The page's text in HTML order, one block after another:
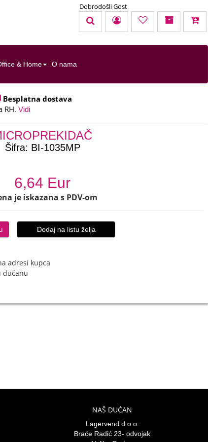
KOŠARICA
Dobrodošli Gost
& Home O nama
Besplatna dostava
RH.Vidi
Šifra: BI-1035MP
6,64 Eur
je iskazana s PDV-om
Dodaj na listu želja
adresi kupca
dućanu
NAŠ DUĆAN
Lagervend d.o.o.
Braće Radić 23- odvojak